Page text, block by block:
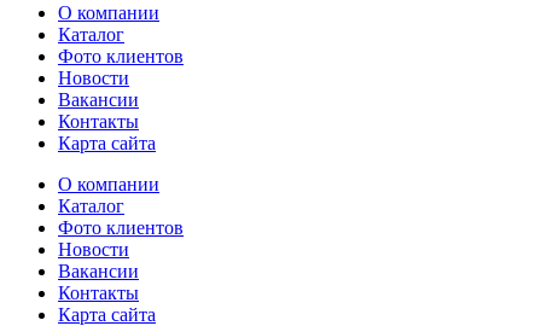
О компании
Каталог
Фото клиентов
Новости
Вакансии
Контакты
Карта сайта
О компании
Каталог
Фото клиентов
Новости
Вакансии
Контакты
Карта сайта